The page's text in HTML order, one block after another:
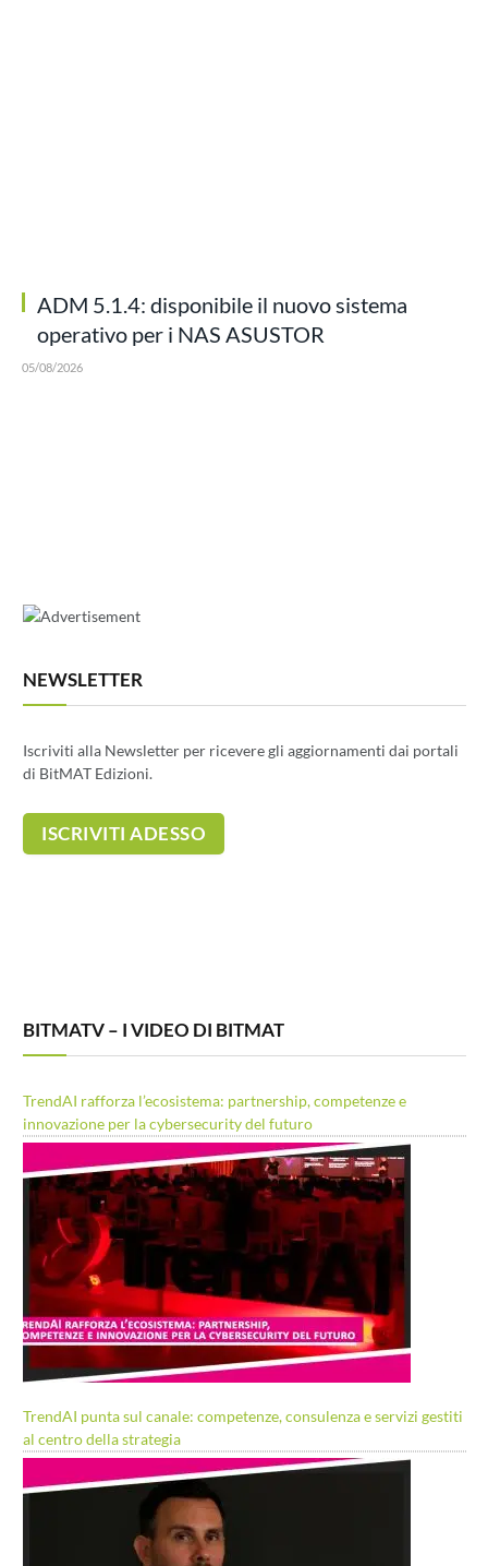
ADM 5.1.4: disponibile il nuovo sistema
operativo per i NAS ASUSTOR
05/08/2026
NEWSLETTER
Iscriviti alla Newsletter per ricevere gli aggiornamenti dai portali
di BitMAT Edizioni.
BITMATV – I VIDEO DI BITMAT
TrendAI rafforza l’ecosistema: partnership, competenze e
innovazione per la cybersecurity del futuro
TrendAI punta sul canale: competenze, consulenza e servizi gestiti
al centro della strategia